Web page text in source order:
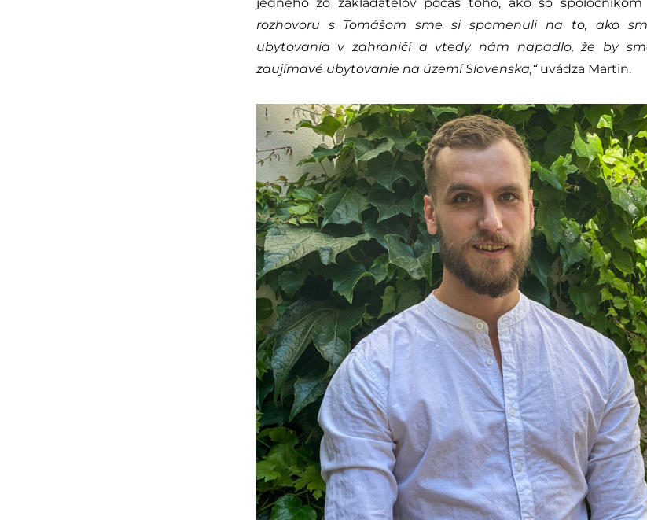
rozhovoru s Tomášom sme si spomenuli na to, ako
ubytovania v zahraničí a vtedy nám napadlo, že by
zaujímavé ubytovanie na území Slovenska,“uvádza Martin.